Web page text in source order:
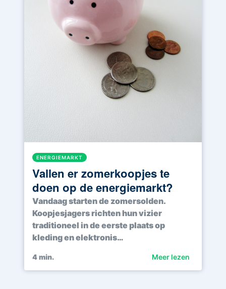
ENERGIEMARKT
Vallen er zomerkoopjes te
doen op de energiemarkt?
Vandaag starten de zomersolden.
Koopjesjagers richten hun vizier
traditioneel in de eerste plaats op
kleding en elektronis…
4min. Meer lezen